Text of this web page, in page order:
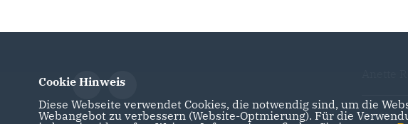
Dr.
Cookie Hinweis
Diese Webseite verwendet Cookies, die notwendig sind, um die
Webangebot zu verbessern (Website-Optmierung). Für die